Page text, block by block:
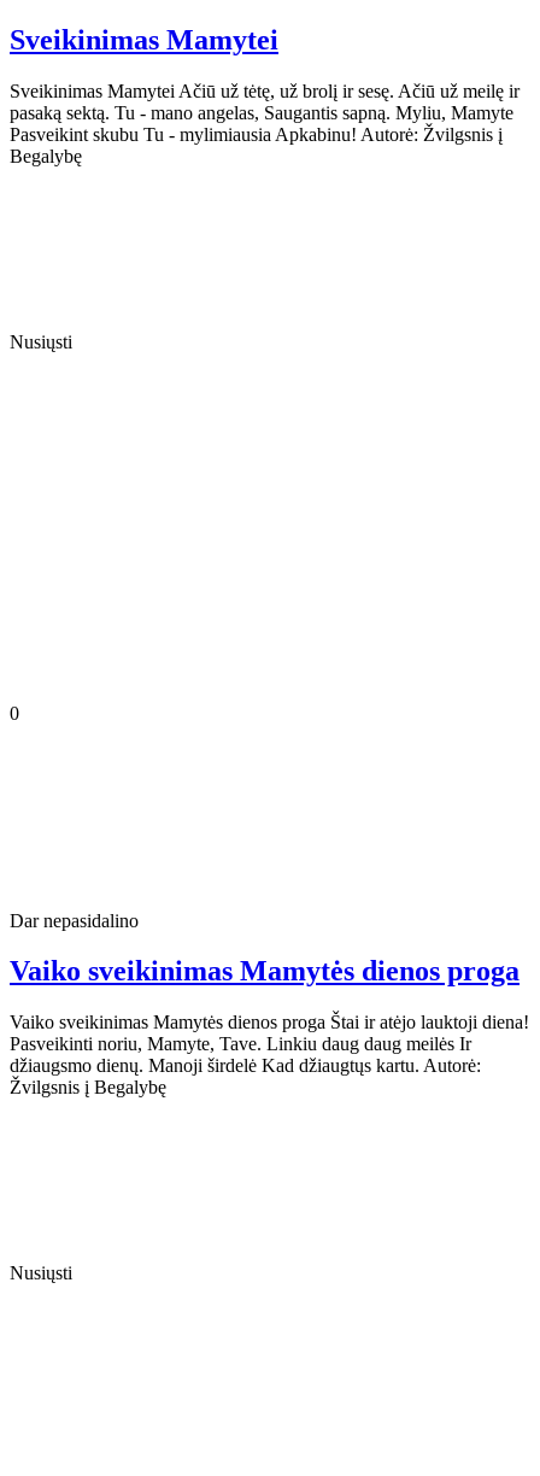
Sveikinimas Mamytei
Sveikinimas Mamytei Ačiū už tėtę, už brolį ir sesę. Ačiū už meilę ir
pasaką sektą. Tu - mano angelas, Saugantis sapną. Myliu, Mamyte
Pasveikint skubu Tu - mylimiausia Apkabinu! Autorė: Žvilgsnis į
Begalybę
Nusiųsti
0
Dar nepasidalino
Vaiko sveikinimas Mamytės dienos proga
Vaiko sveikinimas Mamytės dienos proga Štai ir atėjo lauktoji diena!
Pasveikinti noriu, Mamyte, Tave. Linkiu daug daug meilės Ir
džiaugsmo dienų. Manoji širdelė Kad džiaugtųs kartu. Autorė:
Žvilgsnis į Begalybę
Nusiųsti